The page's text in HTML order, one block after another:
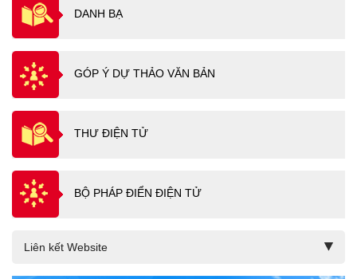
DANH BẠ
GÓP Ý DỰ THẢO VĂN BẢN
THƯ ĐIỆN TỬ
BỘ PHÁP ĐIỂN ĐIỆN TỬ